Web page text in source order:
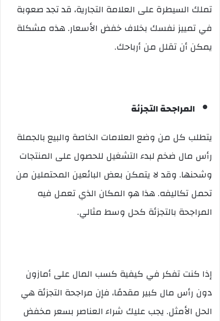
تملك السيطرة على العلامة التجارية، قد تجد صعوبة
في تمييز نفسك بخلاف خفض الأسعار. هذه مشكلة
يمكن أن تقلل من أرباحك.
المراجحة التجزئة
يتطلب كل من وضع العلامات الخاصة والبيع بالجملة
رأس مال ضخم لبدء التشغيل للحصول على المنتجات
وشحنها. وقد لا يتمكن بعض البائعين المحتملين من
تحمل تكاليفه. هذا هو المكان الذي تعمل فيه
المراجحة بالتجزئة كحل وسط مثالي.
إذا كنت تفكر في كيفية كسب المال على أمازون
دون رأس مال كبير مقدمًا، فإن مراجحة التجزئة هي
الحل الأمثل. يجب عليك شراء العناصر بسعر مخفض